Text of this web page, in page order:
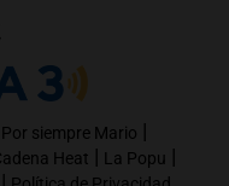
Por siempre Mario |
Heat | La Popu |